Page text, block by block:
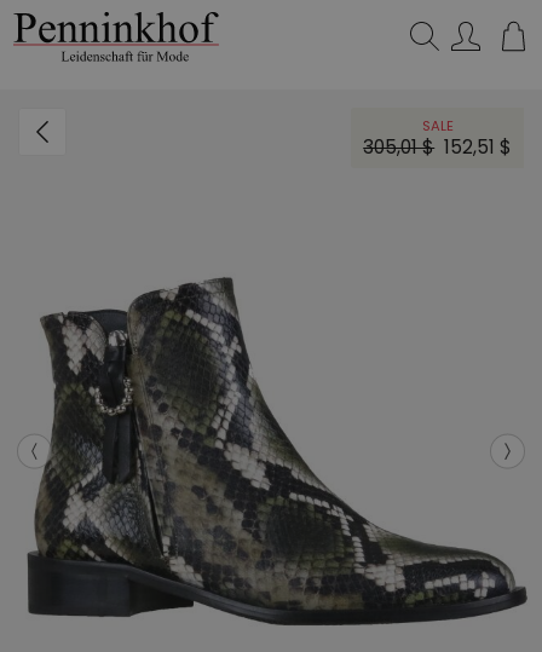
SALE
305,01 $ 152,51 $